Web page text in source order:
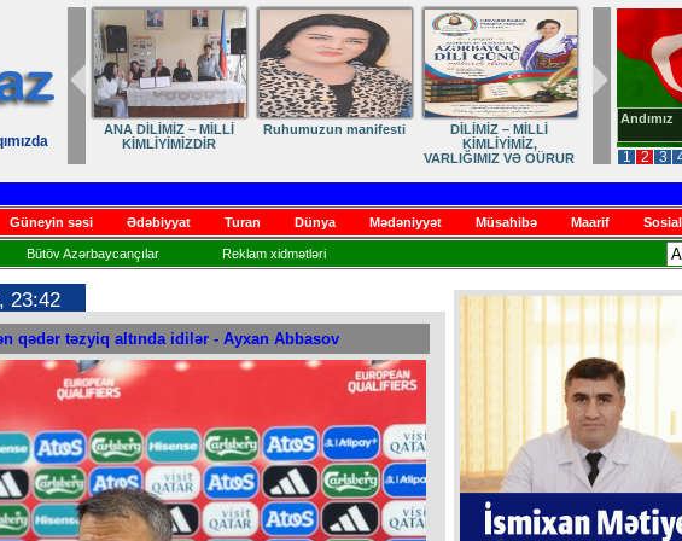
1 2 3
Andımız
ANA DİLİMİZ – MİLLİ
KİMLİYİMİZDİR
Ruhumuzun manifesti
DİLİMİZ – MİLLİ
KİMLİYİMİZ,
VARLIĞIMIZ VƏ QÜRUR
Güneyin səsi Ədəbiyyat Turan Dünya Mədəniyyət Müsahibə Maarif
Bütöv Azərbaycançılar Reklam xidmətləri
23:42
qədər təzyiq altında idilər - Ayxan Abbasov